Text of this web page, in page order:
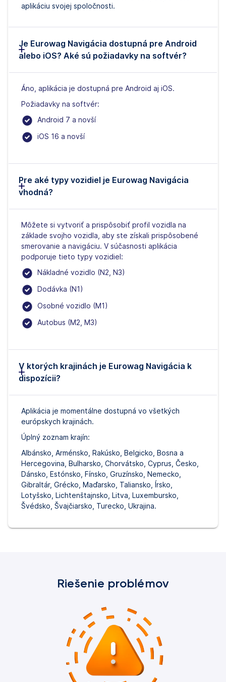
aplikáciu svojej spoločnosti.
Je Eurowag Navigácia dostupná pre Android
alebo iOS? Aké sú požiadavky na softvér?
Áno, aplikácia je dostupná pre Android aj iOS.
Požiadavky na softvér:
Android 7 a novší
iOS 16 a novší
Pre aké typy vozidiel je Eurowag Navigácia
vhodná?
Môžete si vytvoriť a prispôsobiť profil vozidla na
základe svojho vozidla, aby ste získali prispôsobené
smerovanie a navigáciu. V súčasnosti aplikácia
podporuje tieto typy vozidiel:
Nákladné vozidlo (N2, N3)
Dodávka (N1)
Osobné vozidlo (M1)
Autobus (M2, M3)
V ktorých krajinách je Eurowag Navigácia k
dispozícii?
Aplikácia je momentálne dostupná vo všetkých
európskych krajinách.
Úplný zoznam krajín:
Albánsko, Arménsko, Rakúsko, Belgicko, Bosna a
Hercegovina, Bulharsko, Chorvátsko, Cyprus, Česko,
Dánsko, Estónsko, Fínsko, Gruzínsko, Nemecko,
Gibraltár, Grécko, Maďarsko, Taliansko, Írsko,
Lotyšsko, Lichtenštajnsko, Litva, Luxembursko,
Švédsko, Švajčiarsko, Turecko, Ukrajina.
Riešenie problémov